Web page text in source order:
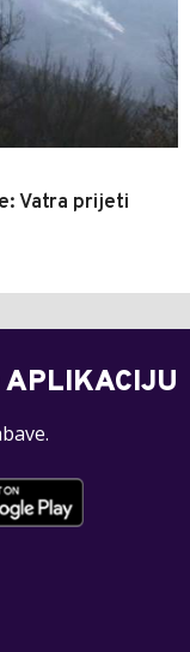
Vatra prijeti
APLIKACIJU